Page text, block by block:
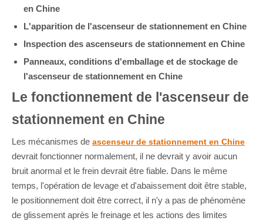
en Chine
L'apparition de l'ascenseur de stationnement en Chine
Inspection des ascenseurs de stationnement en Chine
Panneaux, conditions d'emballage et de stockage de
l'ascenseur de stationnement en Chine
Le fonctionnement de l'ascenseur de
stationnement en Chine
Les mécanismes de ascenseur de stationnement en Chine
devrait fonctionner normalement, il ne devrait y avoir aucun
bruit anormal et le frein devrait être fiable. Dans le même
temps, l'opération de levage et d'abaissement doit être stable,
le positionnement doit être correct, il n'y a pas de phénomène
de glissement après le freinage et les actions des limites